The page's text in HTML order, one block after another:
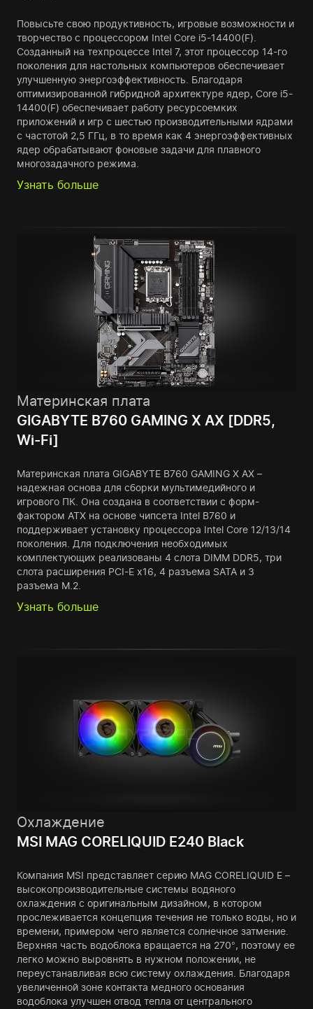
Повысьте свою продуктивность, игровые возможности и
творчество с процессором Intel Core i5-14400(F).
Созданный на техпроцессе Intel 7, этот процессор 14-го
поколения для настольных компьютеров обеспечивает
улучшенную энергоэффективность. Благодаря
оптимизированной гибридной архитектуре ядер, Core i5-
14400(F) обеспечивает работу ресурсоемких
приложений и игр с шестью производительными ядрами
с частотой 2,5 ГГц, в то время как 4 энергоэффективных
ядер обрабатывают фоновые задачи для плавного
многозадачного режима.
Узнать больше
Материнская плата
GIGABYTE B760 GAMING X AX [DDR5,
Wi-Fi]
Материнская плата GIGABYTE B760 GAMING X AX –
надежная основа для сборки мультимедийного и
игрового ПК. Она создана в соответствии с форм-
фактором ATX на основе чипсета Intel B760 и
поддерживает установку процессора Intel Core 12/13/14
поколения. Для подключения необходимых
комплектующих реализованы 4 слота DIMM DDR5, три
слота расширения PCI-E x16, 4 разъема SATA и 3
разъема M.2.
Узнать больше
Охлаждение
MSI MAG CORELIQUID E240 Black
Компания MSI представляет серию MAG CORELIQUID E –
высокопроизводительные системы водяного
охлаждения с оригинальным дизайном, в котором
прослеживается концепция течения не только воды, но и
времени, примером чего является солнечное затмение.
Верхняя часть водоблока вращается на 270°, поэтому ее
легко можно выровнять в нужном положении, не
переустанавливая всю систему охлаждения. Благодаря
увеличенной зоне контакта медного основания
водоблока улучшен отвод тепла от центрального